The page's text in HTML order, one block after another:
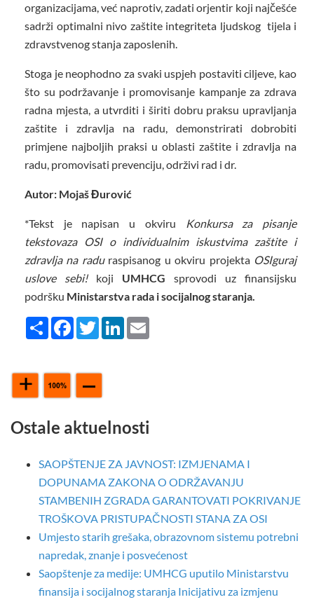
organizacijama, već naprotiv, zadati orjentir koji najčešće
sadrži optimalni nivo zaštite integriteta ljudskog tijela i
zdravstvenog stanja zaposlenih.
Stoga je neophodno za svaki uspjeh postaviti ciljeve, kao
što su podržavanje i promovisanje kampanje za zdrava
radna mjesta, a utvrditi i širiti dobru praksu upravljanja
zaštite i zdravlja na radu, demonstrirati dobrobiti
primjene najboljih praksi u oblasti zaštite i zdravlja na
radu, promovisati prevenciju, održivi rad i dr.
Autor: Mojaš Đurović
*Tekst je napisan u okviru
Konkursa za pisanje
tekstovaza OSI o individualnim iskustvima zaštite i
zdravlja na radu raspisanog u okviru projekta OSIguraj
uslove sebi! koji UMHCG sprovodi uz finansijsku
podršku Ministarstva rada i socijalnog staranja.
Share FacebookTwitterLinkedIn
Ostale aktuelnosti
SAOPŠTENJE ZA JAVNOST: IZMJENAMA I
DOPUNAMA ZAKONA O ODRŽAVANJU
STAMBENIH ZGRADA GARANTOVATI POKRIVANJE
TROŠKOVA PRISTUPAČNOSTI STANA ZA OSI
Umjesto starih grešaka, obrazovnom sistemu potrebni
napredak, znanje i posvećenost
Saopštenje za medije: UMHCG uputilo Ministarstvu
finansija i socijalnog staranja Inicijativu za izmjenu